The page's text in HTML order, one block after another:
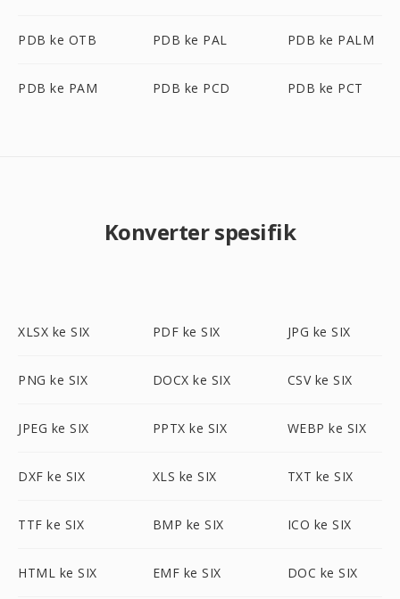
PDB ke OTB PDB ke PAL PDB ke PALM
PDB ke PAM PDB ke PCD PDB ke PCT
Konverter spesifik
XLSX ke SIX PDF ke SIX JPG ke SIX
PNG ke SIX DOCX ke SIX CSV ke SIX
JPEG ke SIX PPTX ke SIX WEBP ke SIX
DXF ke SIX XLS ke SIX TXT ke SIX
TTF ke SIX BMP ke SIX ICO ke SIX
HTML ke SIX EMF ke SIX DOC ke SIX